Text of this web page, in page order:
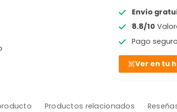
Envío
8.8/10
Pago
Ver en tu
Productos relacionados